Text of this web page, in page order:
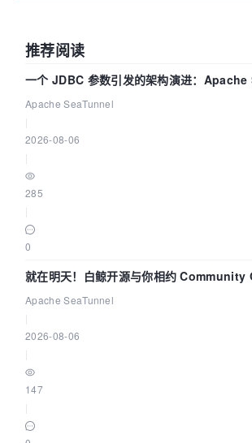
推荐阅读
一个 JDBC 参数引发的架构演进：
Apache SeaTunnel
2026-08-06
285
0
就在明天！白鲸开源与你相约
Apache SeaTunnel
2026-08-06
147